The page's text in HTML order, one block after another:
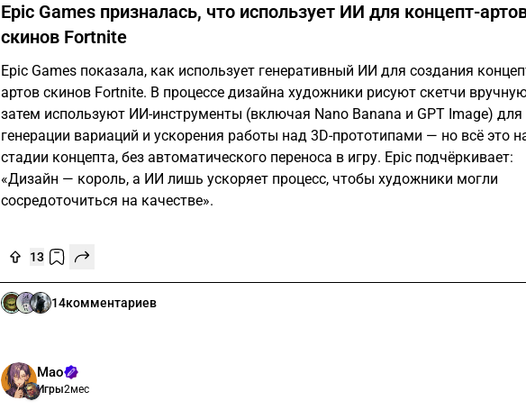
Epic Games призналась, что использует ИИ для концепт-
скинов Fortnite
Epic Games показала, как использует генеративный ИИ для создания
артов скинов Fortnite. В процессе дизайна художники рисуют скетчи
затем используют ИИ-инструменты (включая Nano Banana и GPT Image) для
генерации вариаций и ускорения работы над 3D-прототипами — но всё это
стадии концепта, без автоматического переноса в игру. Epic подчёркивает:
«Дизайн — король, а ИИ лишь ускоряет процесс, чтобы художники могли
сосредоточиться на качестве».
13
14комментариев
Мао
Игры2мес